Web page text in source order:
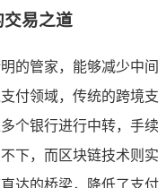
交易之道
的管家，能够减少中间
付领域，传统的跨境支
个银行进行中转，手续
下，而区块链技术则实
达的桥梁，降低了支付